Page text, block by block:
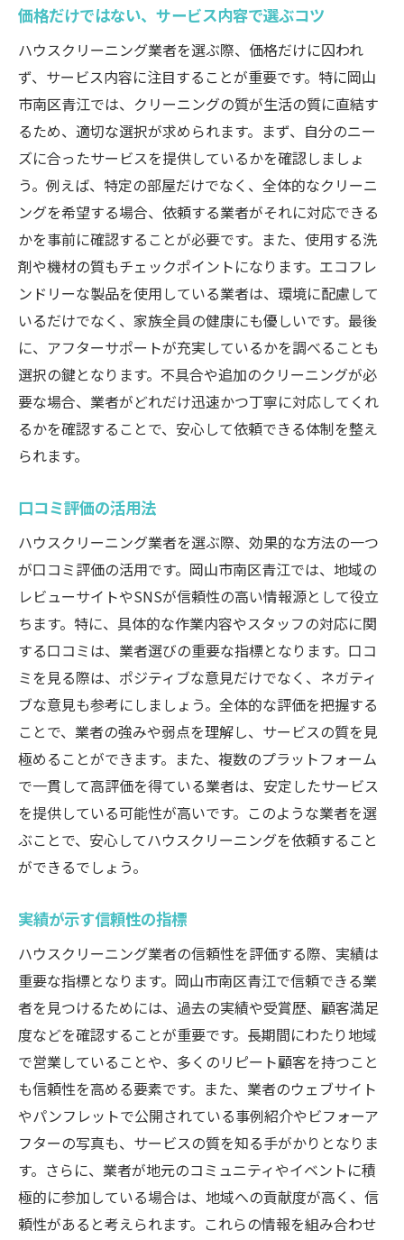
顧客満足度の高い業者の特徴
競争力のある業者の見極め方
効率的なハウスクリーニング選び方岡山市南区
青江での実践例
予約前に確認すべき重要事項
最適なプランを選ぶための基準
効率的なスケジュール管理の方法
アフターサービスの重要性
安心をもたらす契約内容の確認
実践例から学ぶ選び方の秘訣
ハウスクリーニングで生活を変える岡山市南区
青江のおすすめ業者
生活の質を向上させる業者の選び方
プロに任せることで得られる効果
家事効率を上げるための業者選定
生活空間を一新するクリーニングの魅力
岡山市南区青江のハウスクリーニング成功事例
住環境改善の秘訣
成功事例から学ぶハウスクリーニングの手
法
環境改善に効果的なクリーニング術
住環境が変わることで得られるメリット
選んで良かった業者の共通点
施術前後の変化を実感する方法
住環境改善に向けたアドバイス
ハウスクリーニング業者を選ぶ際の注意点岡山
市南区青江での実例紹介
トラブルを避けるためのチェックポイント
実際に起きたトラブル事例とその対策
悪徳業者を見極めるための知識
信頼性を判断するための基準
安心して任せられる業者の見分け方
安心のハウスクリーニング体験談岡山市南区青
江での選び方指南
安心して任せられる業者の選び方
体験談から得られる教訓
選んで良かった、実際の声を紹介
信頼性を高めるためのポイント
価格だけではない、サービス内容で選ぶコツ
ハウスクリーニング業者を選ぶ際、価格だけに囚われ
ず、サービス内容に注目することが重要です。特に岡山
市南区青江では、クリーニングの質が生活の質に直結す
るため、適切な選択が求められます。まず、自分のニー
ズに合ったサービスを提供しているかを確認しましょ
う。例えば、特定の部屋だけでなく、全体的なクリーニ
ングを希望する場合、依頼する業者がそれに対応できる
かを事前に確認することが必要です。また、使用する洗
剤や機材の質もチェックポイントになります。エコフレ
ンドリーな製品を使用している業者は、環境に配慮して
いるだけでなく、家族全員の健康にも優しいです。最後
に、アフターサポートが充実しているかを調べることも
選択の鍵となります。不具合や追加のクリーニングが必
要な場合、業者がどれだけ迅速かつ丁寧に対応してくれ
るかを確認することで、安心して依頼できる体制を整え
られます。
口コミ評価の活用法
ハウスクリーニング業者を選ぶ際、効果的な方法の一つ
が口コミ評価の活用です。岡山市南区青江では、地域の
レビューサイトやSNSが信頼性の高い情報源として役立
ちます。特に、具体的な作業内容やスタッフの対応に関
する口コミは、業者選びの重要な指標となります。口コ
ミを見る際は、ポジティブな意見だけでなく、ネガティ
ブな意見も参考にしましょう。全体的な評価を把握する
ことで、業者の強みや弱点を理解し、サービスの質を見
極めることができます。また、複数のプラットフォーム
で一貫して高評価を得ている業者は、安定したサービス
を提供している可能性が高いです。このような業者を選
ぶことで、安心してハウスクリーニングを依頼すること
ができるでしょう。
実績が示す信頼性の指標
ハウスクリーニング業者の信頼性を評価する際、実績は
重要な指標となります。岡山市南区青江で信頼できる業
者を見つけるためには、過去の実績や受賞歴、顧客満足
度などを確認することが重要です。長期間にわたり地域
で営業していることや、多くのリピート顧客を持つこと
も信頼性を高める要素です。また、業者のウェブサイト
やパンフレットで公開されている事例紹介やビフォーア
フターの写真も、サービスの質を知る手がかりとなりま
す。さらに、業者が地元のコミュニティやイベントに積
極的に参加している場合は、地域への貢献度が高く、信
頼性があると考えられます。これらの情報を組み合わせ